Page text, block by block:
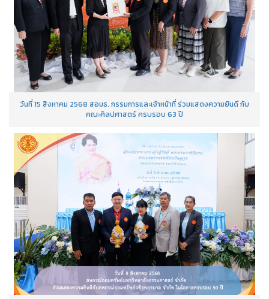
วันที่ 15 สิงหาคม 2568 สอมธ. กรรมการและเจ้าหน้าที่ ร่วมแสดงความยินดี กับ
คณะศิลปศาสตร์ ครบรอบ 63 ปี